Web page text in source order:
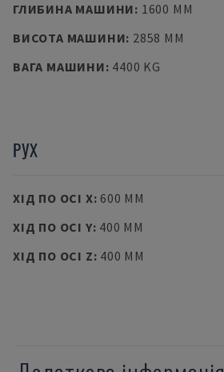
ГЛИБИНА МАШИНИ: 1600 MM
ВИСОТА МАШИНИ: 2858 MM
ВАГА МАШИНИ: 4400 KG
РУХ
ХІД ПО ОСІ X: 600 MM
ХІД ПО ОСІ Y: 400 MM
ХІД ПО ОСІ Z: 400 MM